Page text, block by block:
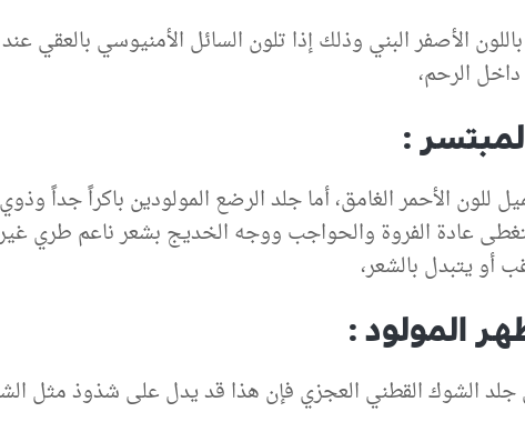
الأصفر البني وذلك إذا تلون السائل الأمنيوسي بالعقي
الرحم،
:
الأحمر الغامق، أما جلد الرضع المولودين باكراً جداً
أو يتبدل بالشعر،
المولود :
الشوك القطني العجزي فإن هذا قد يدل على شذوذ مثل